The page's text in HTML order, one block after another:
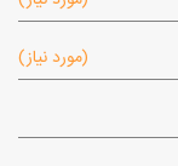
(مورد نیاز)